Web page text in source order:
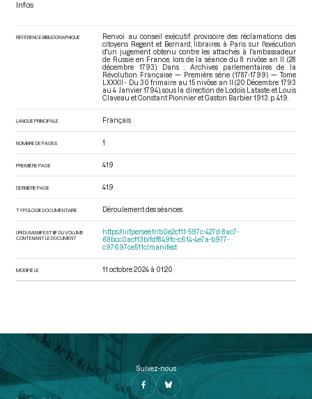
Infos
RÉFÉRENCE BIBLIOGRAPHIQUE
Renvoi au conseil exécutif provisoire des réclamations des
citoyens Regent et Bernard, libraires à Paris sur l'exécution
d'un jugement obtenu contre les attachés à l'ambassadeur
de Russie en France, lors de la séance du 8 nivôse an II (28
décembre 1793). Dans : Archives parlementaires de la
Révolution Française — Première série (1787-1799) — Tome
LXXXII - Du 30 frimaire au 15 nivôse an II (20 Décembre 1793
au 4 Janvier 1794), sous la direction de Lodoïs Lataste et Louis
Claveau et Constant Pionnier et Gaston Barbier. 1913. p. 419.
LANGUE PRINCIPALE Français
NOMBRE DE PAGES 1
PREMIÈRE PAGE 419
DERNIÈRE PAGE 419
TYPOLOGIE DOCUMENTAIRE Déroulement des séances
URI DU MANIFEST IIIF DU VOLUME
CONTENANT LE DOCUMENT
https://iiif.persee.fr/b0e2cf11-597c-427d-8ac7-
68bcc0acf13b/fdf849fc-c614-4e7a-b977-
c97697ce511c/manifest
MODIFIÉ LE 11 octobre 2024 à 01:20
Suivez-nous